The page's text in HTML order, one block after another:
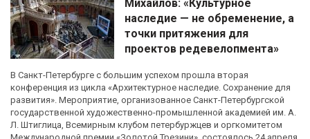
Михайлов: «Культурное
наследие — не обременение, а
точки притяжения для
проектов редевелопмента»
В Санкт-Петербурге с большим успехом прошла вторая
конференция из цикла «Архитектурное наследие. Сохранение для
развития». Мероприятие, организованное Санкт-Петербургской
государственной художественно-промышленной академией им. А.
Л. Штиглица, Всемирным клубом петербуржцев и оргкомитетом
Международной премии «Золотой Трезини», состоялось 24 апреля